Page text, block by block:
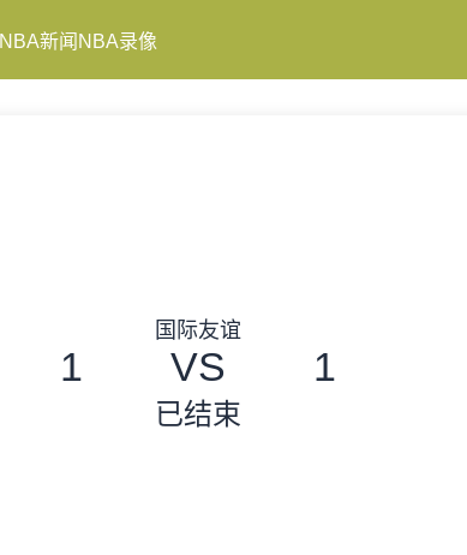
NBA新闻 NBA录像
国际友谊
1 VS 1
已结束